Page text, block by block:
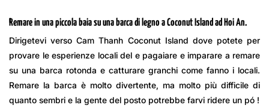
Remare in una piccola baia su una barca di legno a Coconut Island ad Hoi An.
Dirigetevi verso Cam Thanh Coconut Island dove potete per
provare le esperienze locali del e pagaiare e imparare a remare
su una barca rotonda e catturare granchi come fanno i locali.
Remare la barca è molto divertente, ma molto più difficile di
quanto sembri e la gente del posto potrebbe farvi ridere un pó !